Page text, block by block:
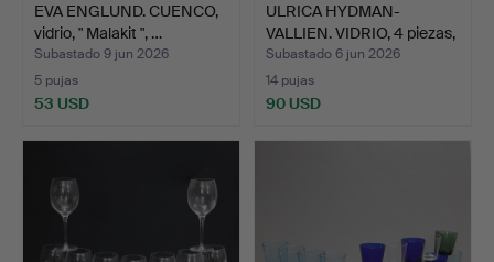
EVA ENGLUND. CUENCO,
vidrio, " Malakit ", …
Subastado 9 jun 2026
5 pujas
53 USD
ULRICA HYDMAN-
VALLIEN. VIDRIO, 4 piezas,
"…
Subastado 6 jun 2026
14 pujas
90 USD